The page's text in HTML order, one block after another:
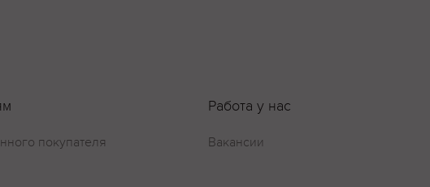
покупателя
Работа у нас
Вакансии